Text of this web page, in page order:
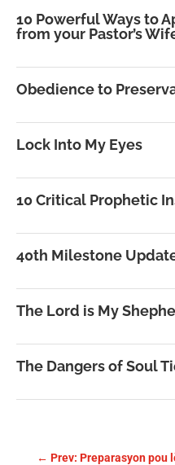
10 Powerful Ways to
from your Pastor’s
Obedience to
Lock Into My Eyes
10 Critical Prophetic
40th Milestone
The Lord is My
The Dangers of Soul
← Prev: Preparasyon pou